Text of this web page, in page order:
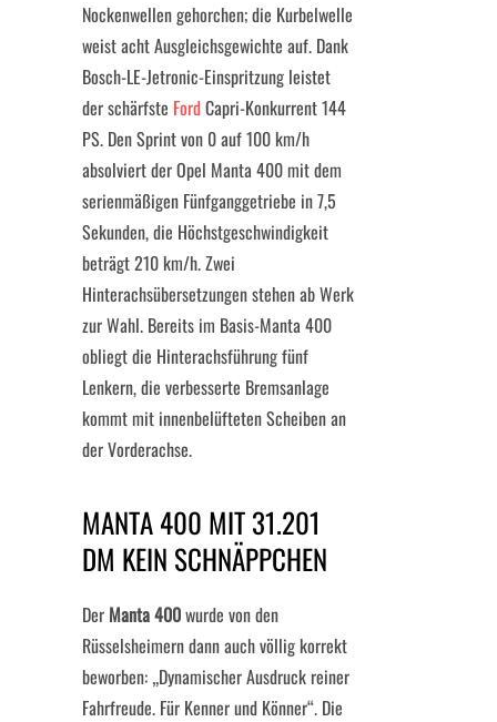
Nockenwellen gehorchen; die Kurbelwelle
weist acht Ausgleichsgewichte auf. Dank
Bosch-LE-Jetronic-Einspritzung leistet
der schärfste FordCapri-Konkurrent 144
PS. Den Sprint von 0 auf 100 km/h
absolviert der Opel Manta 400 mit dem
serienmäßigen Fünfganggetriebe in 7,5
Sekunden, die Höchstgeschwindigkeit
beträgt 210 km/h. Zwei
Hinterachsübersetzungen stehen ab Werk
zur Wahl. Bereits im Basis-Manta 400
obliegt die Hinterachsführung fünf
Lenkern, die verbesserte Bremsanlage
kommt mit innenbelüfteten Scheiben an
der Vorderachse.
MANTA 400 MIT 31.201
DM KEIN SCHNÄPPCHEN
Der Manta 400wurde von den
Rüsselsheimern dann auch völlig korrekt
beworben: „Dynamischer Ausdruck reiner
Fahrfreude. Für Kenner und Könner“. Die